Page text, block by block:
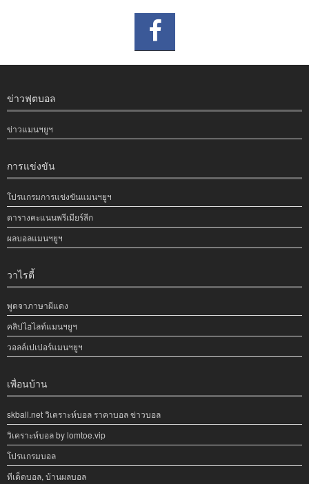
ข่าวฟุตบอล
ข่าวแมนฯยูฯ
การแข่งขัน
โปรแกรมการแข่งขันแมนฯยูฯ
ตารางคะแนนพรีเมียร์ลีก
ผลบอลแมนฯยูฯ
วาไรตี้
พูดจาภาษาผีแดง
คลิปไฮไลท์แมนฯยูฯ
วอลล์เปเปอร์แมนฯยูฯ
เพื่อนบ้าน
skball.net วิเคราะห์บอล ราคาบอล ข่าวบอล
วิเคราะห์บอล by lomtoe.vip
โปรแกรมบอล
ทีเด็ดบอล, บ้านผลบอล